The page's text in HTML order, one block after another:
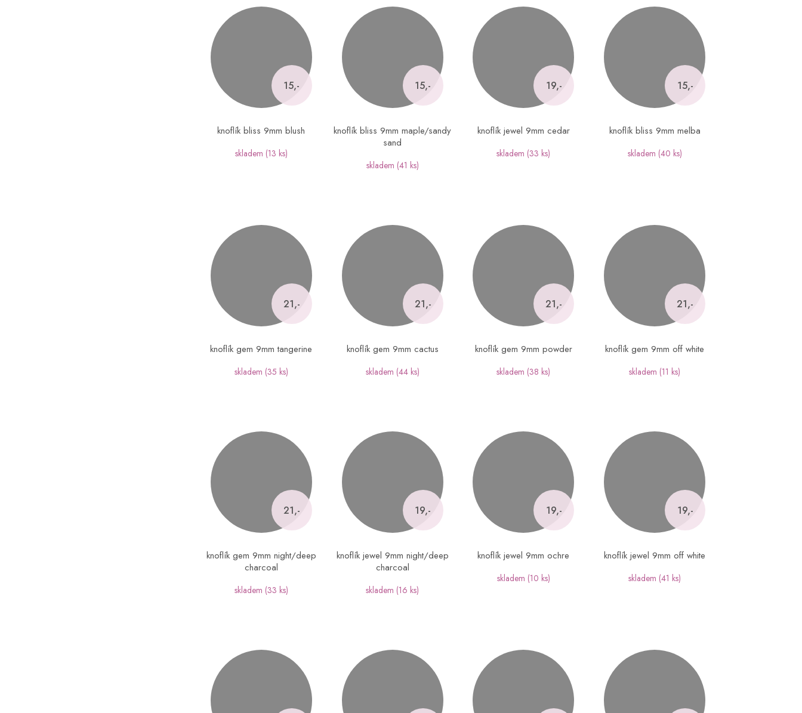
15,-
knoflík bliss 9mm blush
skladem (13 ks)
15,-
knoflík bliss 9mm maple/sandy
sand
skladem (41 ks)
19,-
knoflík jewel 9mm cedar
skladem (33 ks)
15,-
knoflík bliss 9mm melba
skladem (40 ks)
21,-
knoflík gem 9mm tangerine
skladem (35 ks)
21,-
knoflík gem 9mm cactus
skladem (44 ks)
21,-
knoflík gem 9mm powder
skladem (38 ks)
21,-
knoflík gem 9mm off white
skladem (11 ks)
21,-
knoflík gem 9mm night/deep
charcoal
skladem (33 ks)
19,-
knoflík jewel 9mm night/deep
charcoal
skladem (16 ks)
19,-
knoflík jewel 9mm ochre
skladem (10 ks)
19,-
knoflík jewel 9mm off white
skladem (41 ks)